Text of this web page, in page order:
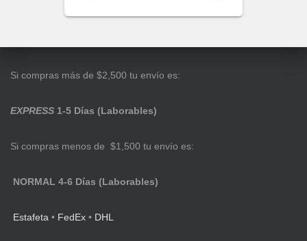
Si compras más de $2,500 tu envío es:
EXPRESS 1-5 Días (Laborables)
Si compras menos de $1,500 tu envío es:
NORMAL 4-6 Días (Laborables)
Estafeta • FedEx • DHL